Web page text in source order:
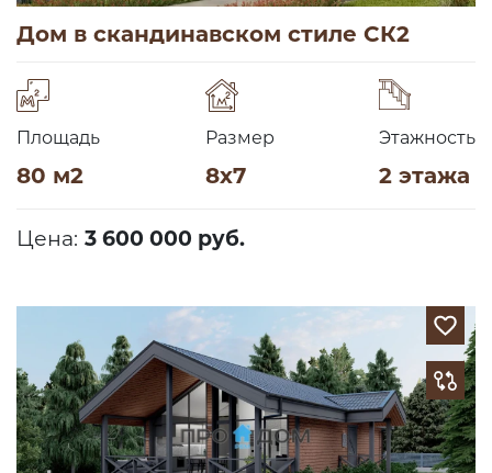
Дом в скандинавском стиле СК2
Площадь
80 м2
Размер
8х7
Этажность
2 этажа
Цена: 3 600 000 руб.